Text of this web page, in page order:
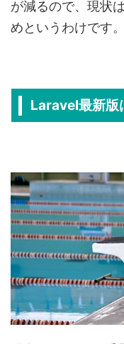
が減るので、現状
めというわけです。
Laravel最新版